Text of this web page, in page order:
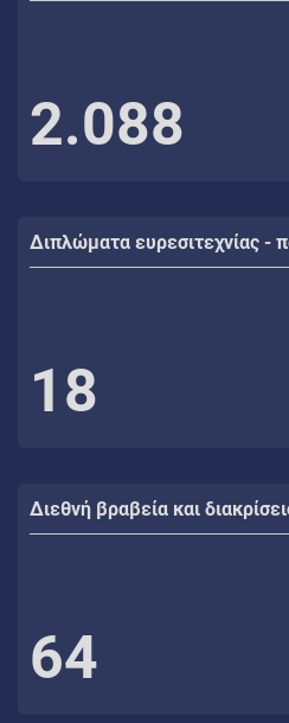
2.088
Διπλώματα ευρεσιτεχνίας -
18
Διεθνή βραβεία και
64